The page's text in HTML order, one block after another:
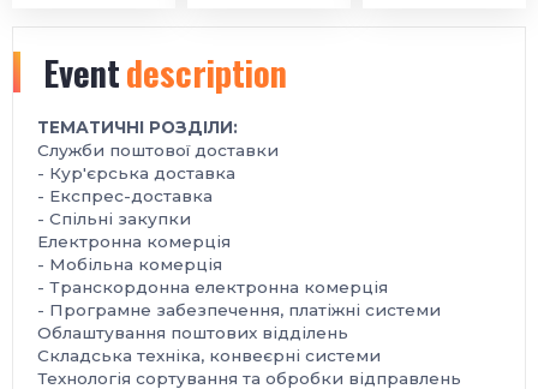
Eventdescription
ТЕМАТИЧНІ РОЗДІЛИ:
Служби поштової доставки
- Кур'єрська доставка
- Експрес-доставка
- Спільні закупки
Електронна комерція
- Мобільна комерція
- Транскордонна електронна комерція
- Програмне забезпечення, платіжні системи
Облаштування поштових відділень
Складська техніка, конвеєрні системи
Технологія сортування та обробки відправлень